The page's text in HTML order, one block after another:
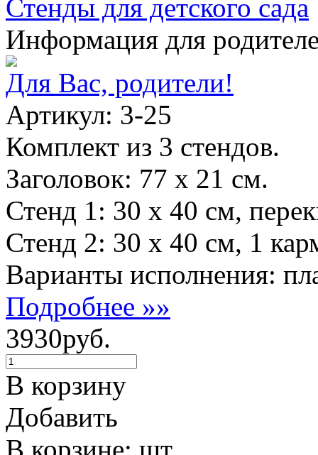
Стенды для детского сада
Информация для
Для Вас, родители!
Артикул: 3-25
Комплект из 3 стендов.
Заголовок: 77 х 21 см.
Стенд 1: 30 х 40 см,
Стенд 2: 30 х 40 см, 1
Варианты исполнения:
Подробнее »»
3930руб.
В корзину
Добавить